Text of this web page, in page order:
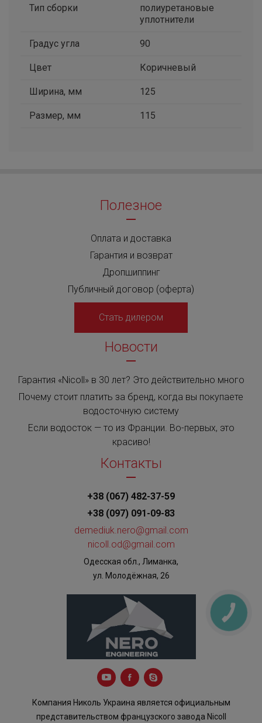
Тип сборки
полиуретановые
уплотнители
Градус угла 90
Цвет Коричневый
Ширина, мм 125
Размер, мм 115
Полезное
Оплата и доставка
Гарантия и возврат
Дропшиппинг
Публичный договор (оферта)
Стать дилером
Новости
Гарантия «Nicoll» в 30 лет? Это действительно много
Почему стоит платить за бренд, когда вы покупаете
водосточную систему
Если водосток — то из Франции. Во-первых, это
красиво!
Контакты
+38 (067) 482-37-59
+38 (097) 091-09-83
demediuk.nero@gmail.com
nicoll.od@gmail.com
Одесская обл., Лиманка,
ул. Молодёжная, 26
Компания Николь Украина является официальным
представительством французского завода Nicoll
КНОПКА
ЗВ'ЯЗКУ